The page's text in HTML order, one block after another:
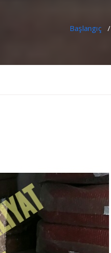
Başlangıç/